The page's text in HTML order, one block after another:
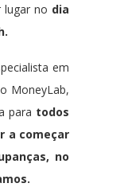
lugar no dia
em
MoneyLab,
para todos
a começar
no